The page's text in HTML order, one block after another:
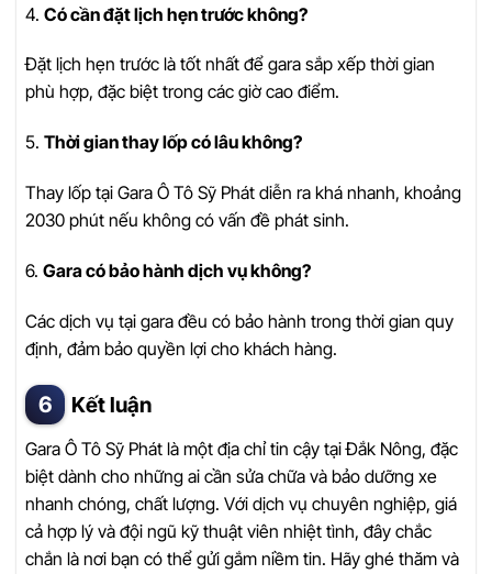
4. Có cần đặt lịch hẹn trước không?
Đặt lịch hẹn trước là tốt nhất để gara sắp xếp thời gian
phù hợp, đặc biệt trong các giờ cao điểm.
5. Thời gian thay lốp có lâu không?
Thay lốp tại Gara Ô Tô Sỹ Phát diễn ra khá nhanh, khoảng
2030 phút nếu không có vấn đề phát sinh.
6. Gara có bảo hành dịch vụ không?
Các dịch vụ tại gara đều có bảo hành trong thời gian quy
định, đảm bảo quyền lợi cho khách hàng.
Kết luận
Gara Ô Tô Sỹ Phát là một địa chỉ tin cậy tại Đắk Nông, đặc
biệt dành cho những ai cần sửa chữa và bảo dưỡng xe
nhanh chóng, chất lượng. Với dịch vụ chuyên nghiệp, giá
cả hợp lý và đội ngũ kỹ thuật viên nhiệt tình, đây chắc
chắn là nơi bạn có thể gửi gắm niềm tin. Hãy ghé thăm và